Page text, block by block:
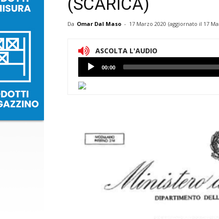
(SCARICA)
Da Omar Dal Maso - 17 Marzo 2020 (aggiornato il 17
ASCOLTA L'AUDIO
Lettore
Audio
00:00